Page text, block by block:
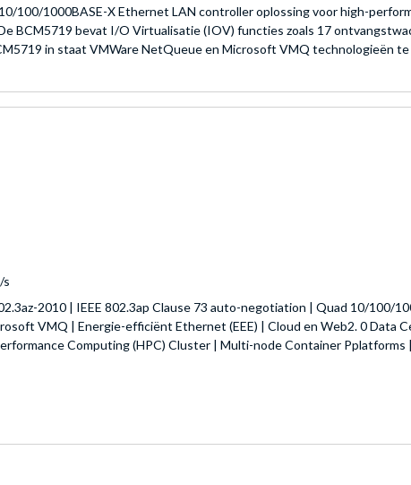
100/1000BASE-X Ethernet LAN controller oplossing voor high-
BCM5719 bevat I/O Virtualisatie (IOV) functies zoals 17
in staat VMWare NetQueue en Microsoft VMQ technologieën
s
2010 | IEEE 802.3ap Clause 73 auto-negotiation | Quad 10/100/
VMQ | Energie-efficiënt Ethernet (EEE) | Cloud en Web2. 0 Data
Computing (HPC) Cluster | Multi-node Container